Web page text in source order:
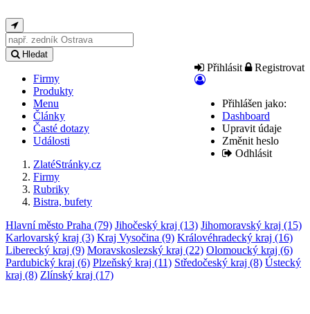
Hledat
Přihlásit Registrovat
Přihlášen jako:
Dashboard
Upravit údaje
Změnit heslo
Odhlásit
Firmy
Produkty
Menu
Články
Časté dotazy
Události
ZlatéStránky.cz
Firmy
Rubriky
Bistra, bufety
Hlavní město Praha (79) Jihočeský kraj (13) Jihomoravský kraj (15)
Karlovarský kraj (3) Kraj Vysočina (9) Královéhradecký kraj (16)
Liberecký kraj (9) Moravskoslezský kraj (22) Olomoucký kraj (6)
Pardubický kraj (6) Plzeňský kraj (11) Středočeský kraj (8) Ústecký
kraj (8) Zlínský kraj (17)